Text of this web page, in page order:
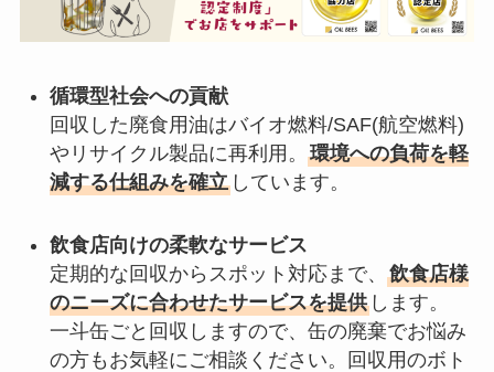
循環型社会への貢献
回収した廃食用油はバイオ燃料/SAF(航空燃料)
やリサイクル製品に再利用。 環境への負荷を軽
減する仕組みを確立しています。
飲食店向けの柔軟なサービス
定期的な回収からスポット対応まで、 飲食店様
のニーズに合わせたサービスを提供します。
一斗缶ごと回収しますので、缶の廃棄でお悩み
の方もお気軽にご相談ください。回収用のボト